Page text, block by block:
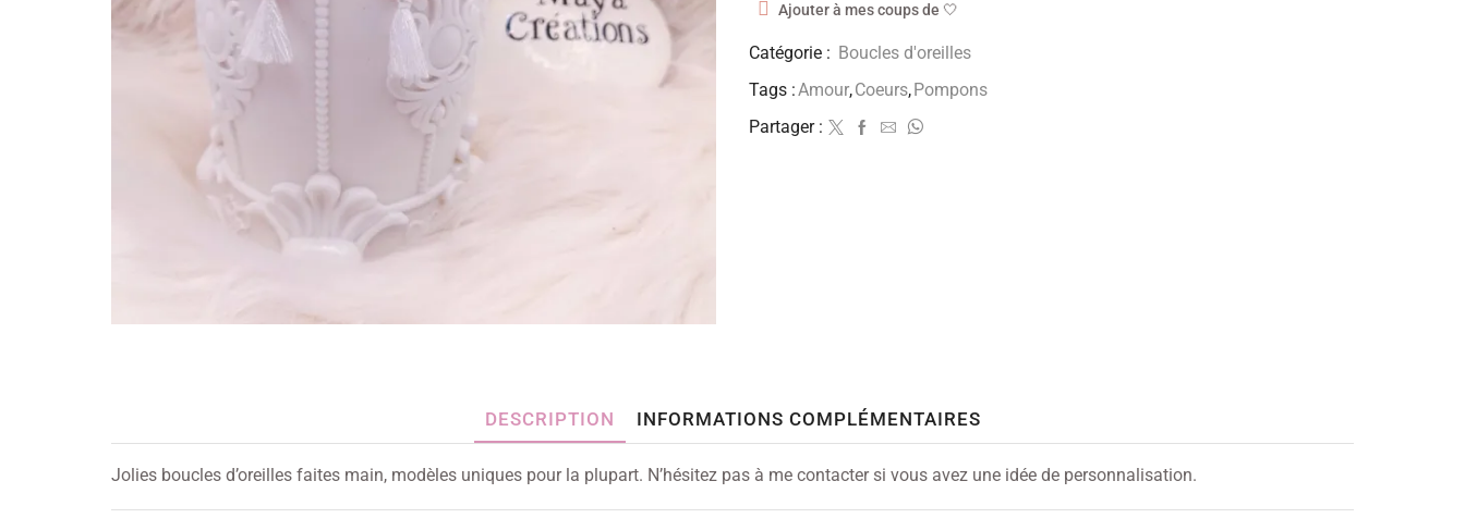
Ajouter à mes coups de 🤍
Catégorie : Boucles d'oreilles
Tags :Amour,Coeurs,Pompons
Partager :
DESCRIPTION INFORMATIONS COMPLÉMENTAIRES
Jolies boucles d’oreilles faites main, modèles uniques pour la plupart. N’hésitez pas à me contacter si vous avez une idée de personnalisation.